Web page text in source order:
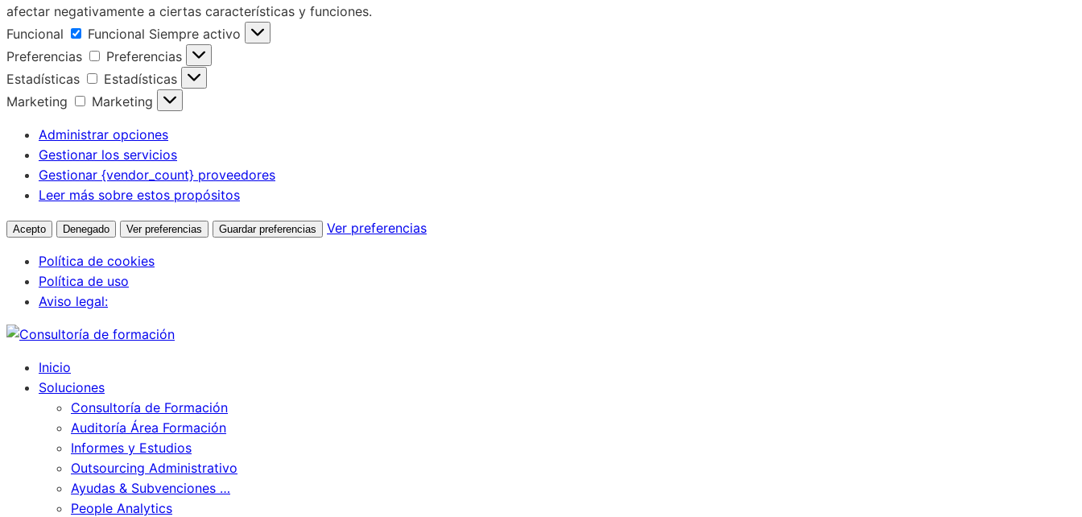
afectar negativamente a ciertas características y funciones.
Funcional
Funcional Siempre activo
Preferencias
Preferencias
Estadísticas
Estadísticas
Marketing
Marketing
Administrar opciones
Gestionar los servicios
Gestionar {vendor_count} proveedores
Leer más sobre estos propósitos
Acepto Denegado Ver preferencias Guardar preferencias Ver preferencias
Política de cookies
Política de uso
Aviso legal:
Inicio
Soluciones
Consultoría de Formación
Auditoría Área Formación
Informes y Estudios
Outsourcing Administrativo
Ayudas & Subvenciones …
People Analytics